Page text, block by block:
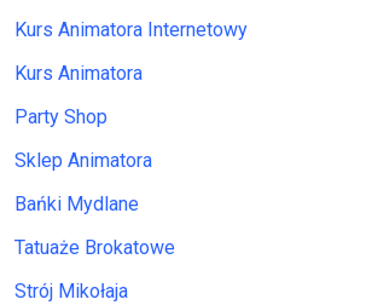
Kurs Animatora Internetowy
Kurs Animatora
Party Shop
Sklep Animatora
Bańki Mydlane
Tatuaże Brokatowe
Strój Mikołaja